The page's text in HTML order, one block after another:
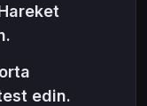
edin.